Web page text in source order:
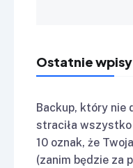
Ostatnie wpisy
Backup, który nie
straciła wszystko
10 oznak, że
(zanim będzie za